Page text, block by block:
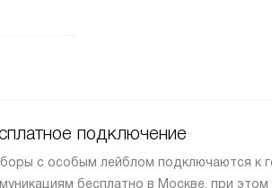
подключение
с особым лейблом подключаются к
бесплатно в Москве, при этом